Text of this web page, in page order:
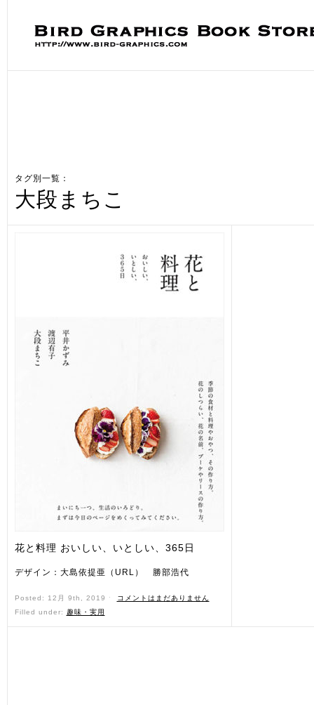
タグ別一覧：
大段まちこ
花と料理 おいしい、いとしい、365日
デザイン：大島依提亜（URL） 勝部浩代
Posted: 12月 9th, 2019 ˑ
コメントはまだありません
Filled under: 趣味・実用